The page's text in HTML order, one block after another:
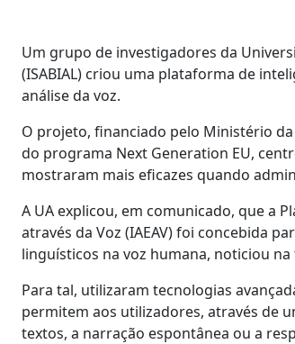
Um grupo de investigadores da
(ISABIAL) criou uma plataforma de
análise da voz.
O projeto, financiado pelo Ministério
do programa Next Generation EU,
mostraram mais eficazes quando
A UA explicou, em comunicado, que a
através da Voz (IAEAV) foi concebida
linguísticos na voz humana, noticiou na
Para tal, utilizaram tecnologias
permitem aos utilizadores, através de
textos, a narração espontânea ou a